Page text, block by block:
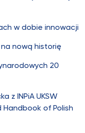
w dobie innowacji
na nową historię
20
z INPiA UKSW
of Polish